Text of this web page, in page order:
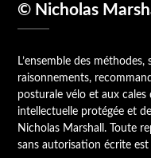
© Nicholas
L’ensemble des
raisonnements,
posturale vélo et aux
intellectuelle protégée et
Nicholas Marshall. Toute
sans autorisation écrite